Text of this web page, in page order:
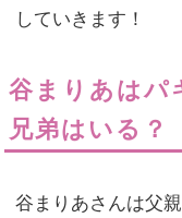
していきます！
谷まりあはパ
兄弟はいる？
谷まりあさんは父